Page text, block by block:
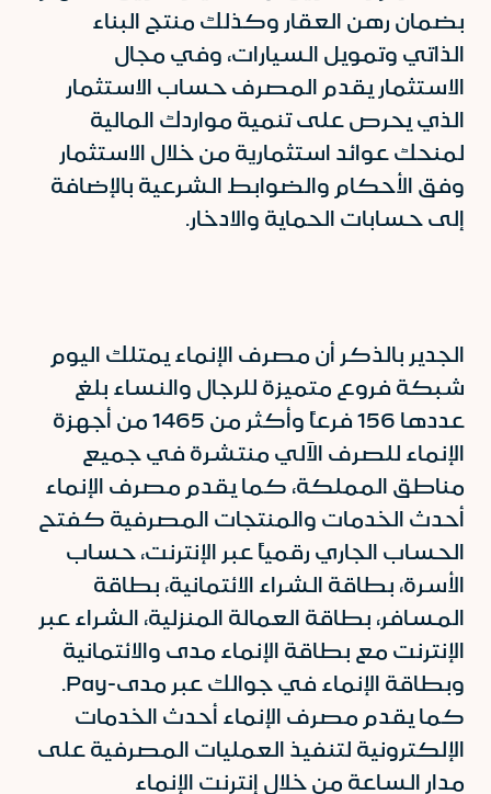
بضمان رهن العقار وكذلك منتج البناء
الذاتي وتمويل السيارات، وفي مجال
الاستثمار يقدم المصرف حساب الاستثمار
الذي يحرص على تنمية مواردك المالية
لمنحك عوائد استثمارية من خلال الاستثمار
وفق الأحكام والضوابط الشرعية بالإضافة
إلى حسابات الحماية والادخار.
الجدير بالذكر أن مصرف الإنماء يمتلك اليوم
شبكة فروع متميزة للرجال والنساء بلغ
عددها 156 فرعاً وأكثر من 1465 من أجهزة
الإنماء للصرف الآلي منتشرة في جميع
مناطق المملكة، كما يقدم مصرف الإنماء
أحدث الخدمات والمنتجات المصرفية كفتح
الحساب الجاري رقمياً عبر الإنترنت، حساب
الأسرة، بطاقة الشراء الائتمانية، بطاقة
المسافر، بطاقة العمالة المنزلية، الشراء عبر
الإنترنت مع بطاقة الإنماء مدى والائتمانية
وبطاقة الإنماء في جوالك عبر مدى-Pay.
كما يقدم مصرف الإنماء أحدث الخدمات
الإلكترونية لتنفيذ العمليات المصرفية على
مدار الساعة من خلال إنترنت الإنماء